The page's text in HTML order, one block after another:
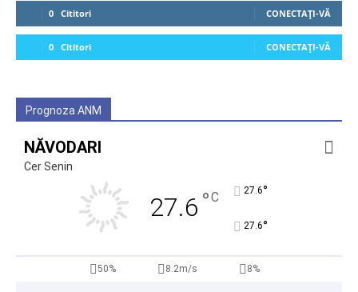
0 Cititori CONECTAȚI-VĂ
0 Cititori CONECTAȚI-VĂ
Prognoza ANM
NĂVODARI
Cer Senin
27.6 °C 27.6°
27.6°
50% 8.2m/s 8%